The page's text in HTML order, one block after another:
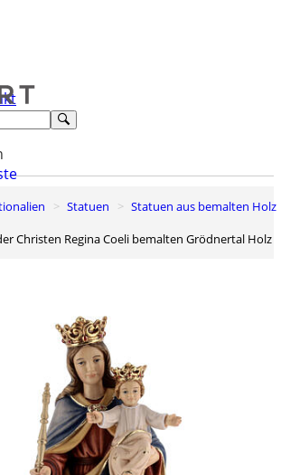
Statuen
Statuen aus bemalten Holz
Christen Regina Coeli bemalten Grödnertal Holz